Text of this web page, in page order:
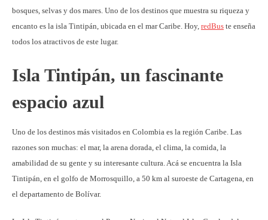
bosques, selvas y dos mares. Uno de los destinos que muestra su riqueza y
encanto es la isla Tintipán, ubicada en el mar Caribe. Hoy, redBus te enseña
todos los atractivos de este lugar.
Isla Tintipán, un fascinante
espacio azul
Uno de los destinos más visitados en Colombia es la región Caribe. Las
razones son muchas: el mar, la arena dorada, el clima, la comida, la
amabilidad de su gente y su interesante cultura. Acá se encuentra la Isla
Tintipán, en el golfo de Morrosquillo, a 50 km al suroeste de Cartagena, en
el departamento de Bolívar.